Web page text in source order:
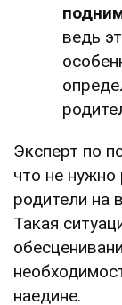
ведь
Эксперт по
что не нужно
родители на
Такая
наедине.